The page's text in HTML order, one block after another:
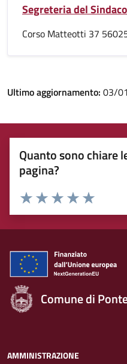
Segreteria del Sindaco
Corso Matteotti 37
Ultimo aggiornamento: 03/
Quanto sono chiare
pagina?
Rating:
Valuta 5
Valuta 4 stelle
Valuta 3 stelle su
Valuta 2 stelle su 5
Valuta 1 stelle su 5
Comune di
AMMINISTRAZIONE